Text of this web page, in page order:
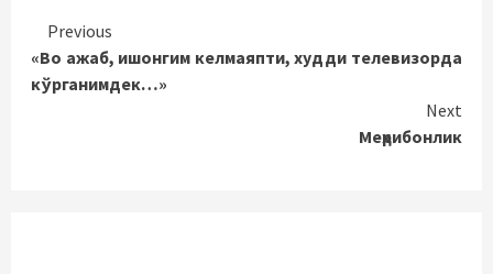
Continue
Reading
Previous
«Во ажаб, ишонгим келмаяпти, худди телевизорда
кўрганимдек…»
Next
Меҳрибонлик